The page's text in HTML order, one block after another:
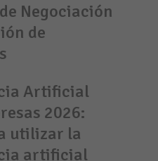
Negociación
de
Artificial
2026:
utilizar la
artificial